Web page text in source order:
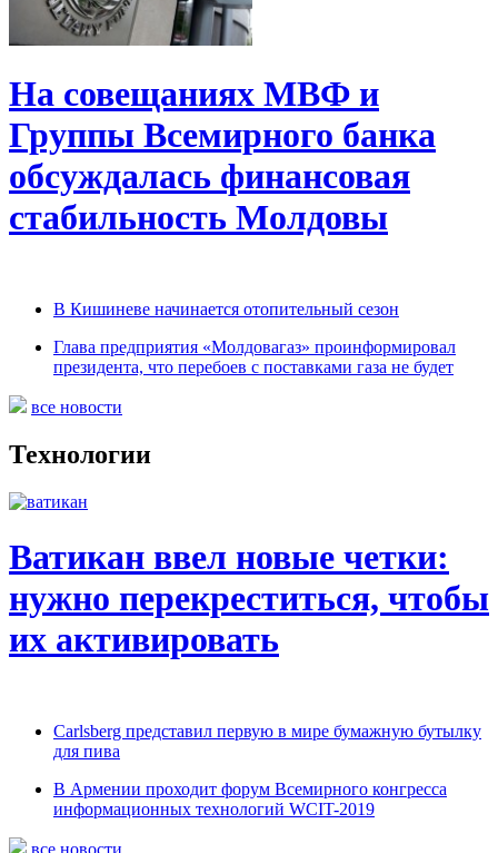
На совещаниях МВФ и
Группы Всемирного банка
обсуждалась финансовая
стабильность Молдовы
В Кишиневе начинается отопительный сезон
Глава предприятия «Молдовагаз» проинформировал
президента, что перебоев с поставками газа не будет
все новости
Технологии
Ватикан ввел новые четки:
нужно перекреститься, чтобы
их активировать
Carlsberg представил первую в мире бумажную бутылку
для пива
В Армении проходит форум Всемирного конгресса
информационных технологий WCIT-2019